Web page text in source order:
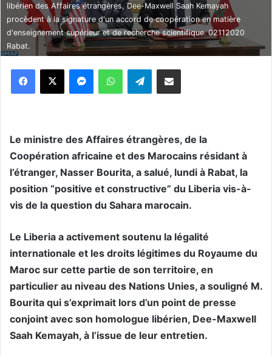
libérien des Affaires étrangères, Dee-Maxwell Saah Kemayah
procèdent à la signature d'un accord de coopération en matière
d'enseignement supérieur et de recherche scientifique. 02112020 
Rabat.
WhatsApp Telegram
Le ministre des Affaires étrangères, de la
Coopération africaine et des Marocains résidant à
l’étranger, Nasser Bourita, a salué, lundi à Rabat, la
position “positive et constructive” du Liberia vis-à-
vis de la question du Sahara marocain.
Le Liberia a activement soutenu la légalité
internationale et les droits légitimes du Royaume du
Maroc sur cette partie de son territoire, en
particulier au niveau des Nations Unies, a souligné M.
Bourita qui s’exprimait lors d’un point de presse
conjoint avec son homologue libérien, Dee-Maxwell
Saah Kemayah, à l’issue de leur entretien.